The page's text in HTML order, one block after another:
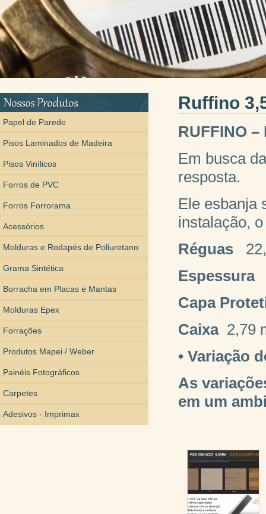
Papel de Parede
Pisos Laminados de Madeira
Pisos Vinílicos
Forros de PVC
Forros Forrorama
Acessórios
Molduras e Rodapés de Poliuretano
Grama Sintética
Borracha em Placas e Mantas
Molduras Epex
Forrações
Produtos Mapei / Weber
Painéis Fotográficos
Carpetes
Adesivos - Imprimax
Ruffino
RUFFINO
Em busca
resposta.
Ele esbanja
instalação,
Réguas
Espessura
Capa
Caixa 2,79
• Variação
As
em um